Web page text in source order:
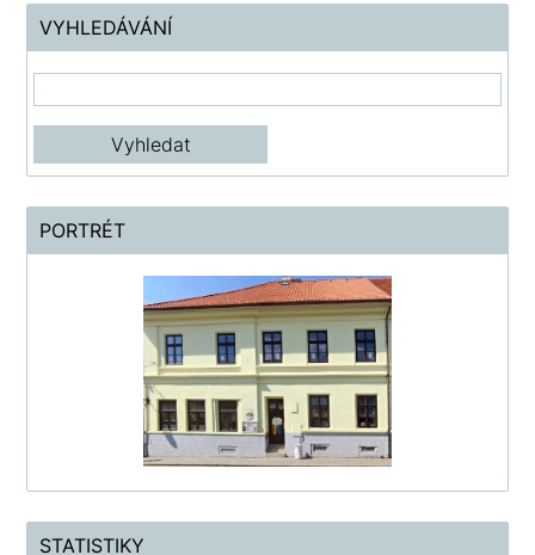
VYHLEDÁVÁNÍ
PORTRÉT
STATISTIKY